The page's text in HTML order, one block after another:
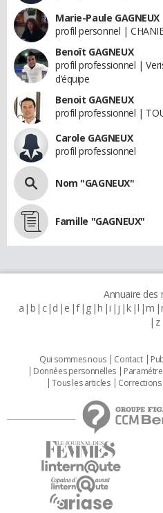
Marie-Paule GAGNEUX
profil personnel |
Benoît GAGNEUX
profil professionnel |
d’équipe
Benoit GAGNEUX
profil professionnel |
Carole GAGNEUX
profil professionnel
Nom "GAGNEUX"
Famille "GAGNEUX"
Annuaire des
a b c d e f g h i j k l m
z
Qui sommes nous Contact
Données personnelles
Tous les articles
Corrections